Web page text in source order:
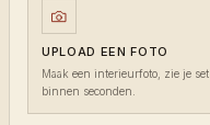
UPLOAD EEN FOTO
Maak een interieurfoto, zie je set
binnen seconden.